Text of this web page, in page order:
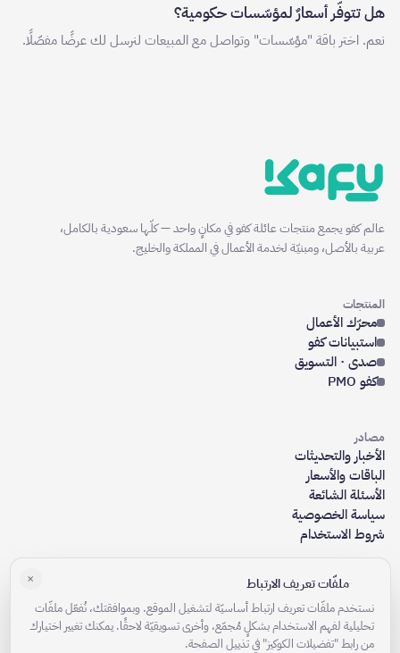
هل تتوفّر أسعارٌ لمؤسّسات حكومية؟
نعم. اختر باقة "مؤسّسات" وتواصل مع المبيعات لنرسل لك عرضًا مفصّلًا.
عالم كفو يجمع منتجات عائلة كفو في مكانٍ واحد — كلّها سعودية بالكامل،
عربية بالأصل، ومبنيّة لخدمة الأعمال في المملكة والخليج.
المنتجات
محرّك الأعمال
استبيانات كفو
صدى · التسويق
كفو PMO
مصادر
الأخبار والتحديثات
الباقات والأسعار
الأسئلة الشائعة
سياسة الخصوصية
شروط الاستخدام
من نحن
الوظائف
تواصل معنا
× ملفّات تعريف الارتباط
نستخدم ملفّات تعريف ارتباط أساسيّة لتشغيل الموقع. وبموافقتك، نُفعّل ملفّات
تحليلية لفهم الاستخدام بشكلٍ مُجمّع، وأخرى تسويقيّة لاحقًا. يمكنك تغيير اختيارك
من رابط "تفضيلات الكوكيز" في تذييل الصفحة.